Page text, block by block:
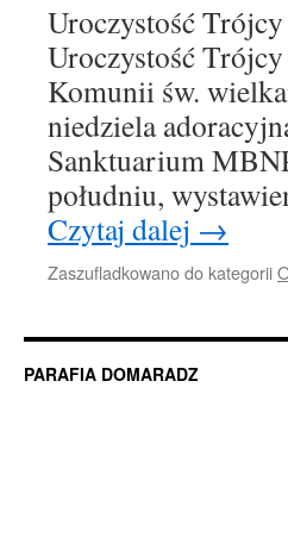
Uroczystość
Uroczystość
Komunii św.
niedziela
Sanktuarium
południu,
Czytaj dalej →
Zaszufladkowano do kategorii
PARAFIA DOMARADZ